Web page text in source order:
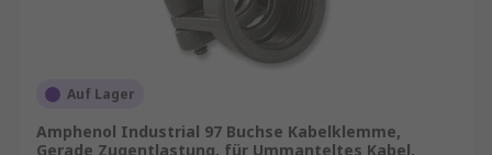
Auf Lager
Amphenol Industrial 97 Buchse Kabelklemme,
Gerade Zugentlastung, für Ummanteltes Kabel,